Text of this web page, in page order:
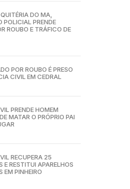
DO MA,
POLICIAL PRENDE
ROUBO E TRÁFICO DE
POR ROUBO É PRESO
CIVIL EM CEDRAL
PRENDE HOMEM
MATAR O PRÓPRIO PAI
RECUPERA 25
E RESTITUI APARELHOS
EM PINHEIRO